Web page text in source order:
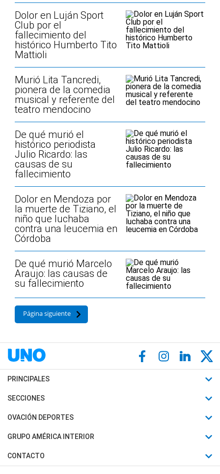
Dolor en Luján Sport
Club por el
fallecimiento del
histórico Humberto Tito
Mattioli
Murió Lita Tancredi,
pionera de la comedia
musical y referente del
teatro mendocino
De qué murió el
histórico periodista
Julio Ricardo: las
causas de su
fallecimiento
Dolor en Mendoza por
la muerte de Tiziano, el
niño que luchaba
contra una leucemia en
Córdoba
De qué murió Marcelo
Araujo: las causas de
su fallecimiento
Página siguiente
PRINCIPALES
Últimas Noticias
Política
Judiciales
SECCIONES
Horóscopo
Motores
Trucos caseros
OVACIÓN DEPORTES
Fútbol
Mundial
Automovilismo
GRUPO AMÉRICA INTERIOR
Canal 7 en Vivo
CONTACTO